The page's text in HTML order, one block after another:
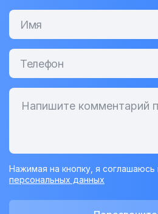
Нажимая на кнопку, я соглашаюсь
персональных данных